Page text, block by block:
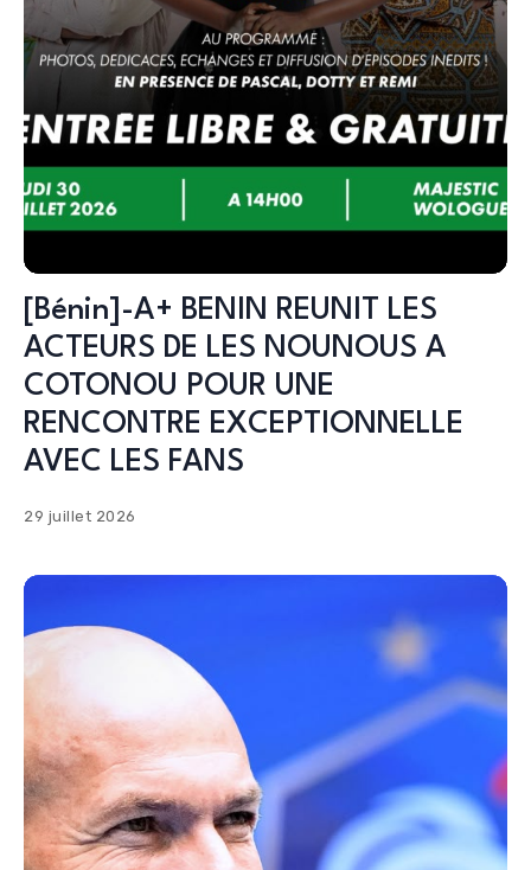
[Bénin]-A+ BENIN REUNIT LES
ACTEURS DE LES NOUNOUS A
COTONOU POUR UNE
RENCONTRE EXCEPTIONNELLE
AVEC LES FANS
29 juillet 2026